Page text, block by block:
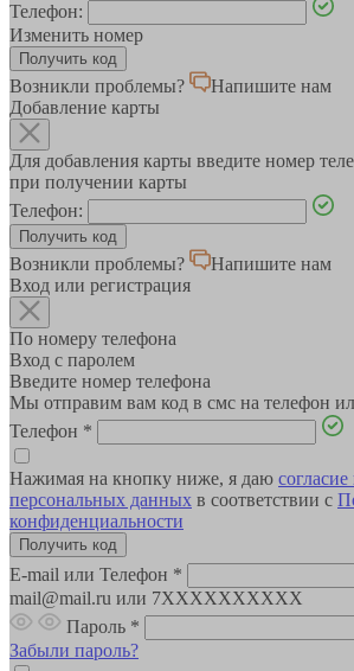
Телефон:
Изменить номер
Возникли проблемы?
Напишите нам
Добавление карты
Для добавления карты введите номер
при получении карты
Телефон:
Возникли проблемы?
Напишите нам
Вход или регистрация
По номеру телефона
Вход с паролем
Введите номер телефона
Мы отправим вам код в смс на телефон
Телефон *
Нажимая на кнопку ниже, я даю
персональных данных в соответствии с
конфиденциальности
E-mail или Телефон *
mail@mail.ru или 7XXXXXXXXXX
Пароль *
Забыли пароль?